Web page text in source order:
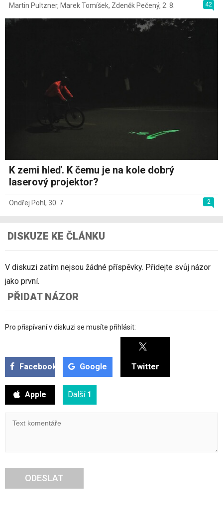
42
Martin Pultzner, Marek Tomíšek, Zdeněk Pečený, 2. 8.
K zemi hleď. K čemu je na kole dobrý
laserový projektor?
2
Ondřej Pohl , 30. 7.
DISKUZE KE ČLÁNKU
V diskuzi zatím nejsou žádné příspěvky. Přidejte svůj názor
jako první.
PŘIDAT NÁZOR
Pro přispívaní v diskuzi se musíte přihlásit:
Facebook Google Twitter
Apple Další 1
ODESLAT